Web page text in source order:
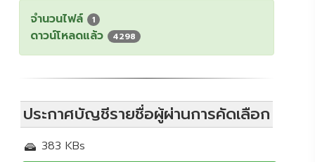
จำนวนไฟล์ 1
ดาวน์โหลดแล้ว 4298
ประกาศบัญชีรายชื่อผู้ผ่านการคัดเลือก
383 KBs